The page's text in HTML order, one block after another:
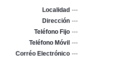
Localidad ---
Dirección ---
Teléfono Fijo ---
Teléfono Móvil ---
Corréo Electrónico ---